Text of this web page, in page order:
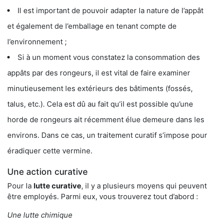
Il est important de pouvoir adapter la nature de l’appât
et également de l’emballage en tenant compte de
l’environnement ;
Si à un moment vous constatez la consommation des
appâts par des rongeurs, il est vital de faire examiner
minutieusement les extérieurs des bâtiments (fossés,
talus, etc.). Cela est dû au fait qu’il est possible qu’une
horde de rongeurs ait récemment élue demeure dans les
environs. Dans ce cas, un traitement curatif s’impose pour
éradiquer cette vermine.
Une action curative
Pour la lutte curative, il y a plusieurs moyens qui peuvent
être employés. Parmi eux, vous trouverez tout d’abord :
Une lutte chimique